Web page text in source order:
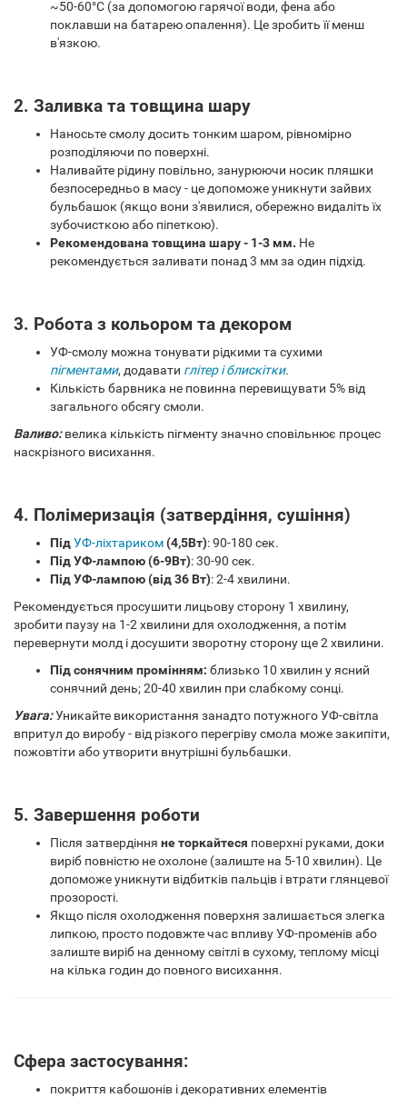
~50-60°C (за допомогою гарячої води, фена або
поклавши на батарею опалення). Це зробить її менш
в'язкою.
2. Заливка та товщина шару
Наносьте смолу досить тонким шаром, рівномірно
розподіляючи по поверхні.
Наливайте рідину повільно, занурюючи носик пляшки
безпосередньо в масу - це допоможе уникнути зайвих
бульбашок (якщо вони з'явилися, обережно видаліть їх
зубочисткою або піпеткою).
Рекомендована товщина шару - 1-3 мм. Не
рекомендується заливати понад 3 мм за один підхід.
3. Робота з кольором та декором
УФ-смолу можна тонувати рідкими та сухими
пігментами, додавати глітер і блискітки.
Кількість барвника не повинна перевищувати 5% від
загального обсягу смоли.
Валиво:велика кількість пігменту значно сповільнює процес
наскрізного висихання.
4. Полімеризація (затвердіння, сушіння)
ПідУФ-ліхтариком(4,5Вт): 90-180 сек.
Під УФ-лампою (6-9Вт): 30-90 сек.
Під УФ-лампою (від 36 Вт): 2-4 хвилини.
Рекомендується просушити лицьову сторону 1 хвилину,
зробити паузу на 1-2 хвилини для охолодження, а потім
перевернути молд і досушити зворотну сторону ще 2 хвилини.
Під сонячним промінням: близько 10 хвилин у ясний
сонячний день; 20-40 хвилин при слабкому сонці.
Увага:Уникайте використання занадто потужного УФ-світла
впритул до виробу - від різкого перегріву смола може закипіти,
пожовтіти або утворити внутрішні бульбашки.
5. Завершення роботи
Після затвердіння не торкайтеся поверхні руками, доки
виріб повністю не охолоне (залиште на 5-10 хвилин). Це
допоможе уникнути відбитків пальців і втрати глянцевої
прозорості.
Якщо після охолодження поверхня залишається злегка
липкою, просто подовжте час впливу УФ-променів або
залиште виріб на денному світлі в сухому, теплому місці
на кілька годин до повного висихання.
Сфера застосування:
покриття кабошонів і декоративних елементів